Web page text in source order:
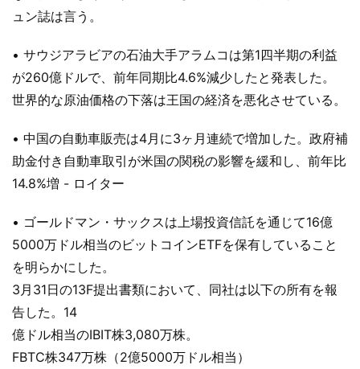
ュン誌は言う。
• サウジアラビアの石油大手アラムコは第1四半期の利益
が260億ドルで、前年同期比4.6%減少したと発表した。
世界的な原油価格の下落は王国の経済を悪化させている。
• 中国の自動車販売は4月に3ヶ月連続で増加した。政府補
助金付き自動車取引が米国の関税の影響を緩和し、前年比
14.8%増 - ロイター
• ゴールドマン・サックスは上場投資信託を通じて16億
5000万ドル相当のビットコインETFを保有していること
を明らかにした。
3月31日の13F提出書類において、同社は以下の所有を報
告した。14
億ドル相当のIBIT株3,080万株。
FBTC株347万株（2億5000万ドル相当）